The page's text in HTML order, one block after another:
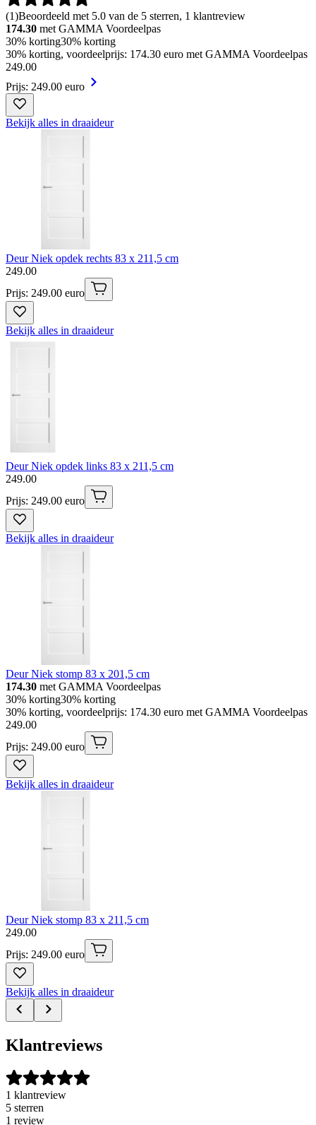
(1)Beoordeeld met 5.0 van de 5 sterren, 1 klantreview
174.30 met GAMMA Voordeelpas
30% korting30% korting
30% korting, voordeelprijs: 174.30 euro met GAMMA Voordeelpas
249.00
Prijs: 249.00 euro
Bekijk alles in draaideur
Deur Niek opdek rechts 83 x 211,5 cm
249.00
Prijs: 249.00 euro
Bekijk alles in draaideur
Deur Niek opdek links 83 x 211,5 cm
249.00
Prijs: 249.00 euro
Bekijk alles in draaideur
Deur Niek stomp 83 x 201,5 cm
174.30 met GAMMA Voordeelpas
30% korting30% korting
30% korting, voordeelprijs: 174.30 euro met GAMMA Voordeelpas
249.00
Prijs: 249.00 euro
Bekijk alles in draaideur
Deur Niek stomp 83 x 211,5 cm
249.00
Prijs: 249.00 euro
Bekijk alles in draaideur
Klantreviews
1 klantreview
5 sterren
1 review